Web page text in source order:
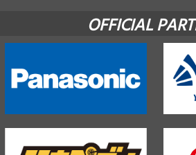
OFFICIAL